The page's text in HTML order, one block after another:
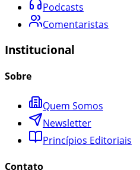
Podcasts
Comentaristas
Institucional
Sobre
Quem Somos
Newsletter
Princípios Editoriais
Contato